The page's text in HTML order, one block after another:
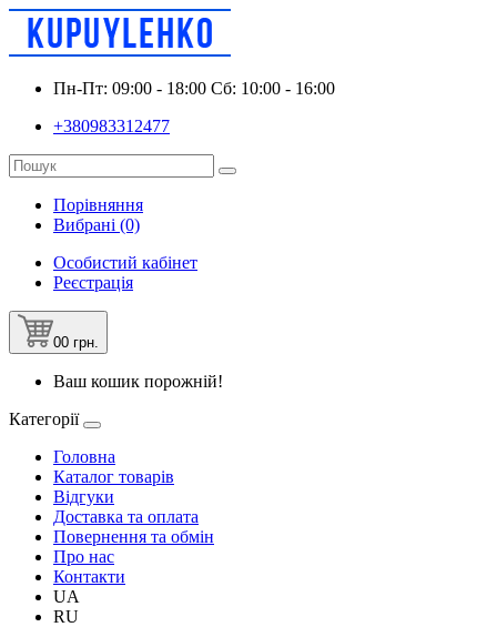
Пн-Пт: 09:00 - 18:00 Сб: 10:00 - 16:00
+380983312477
Порівняння
Вибрані (0)
Особистий кабінет
Реєстрація
00 грн.
Ваш кошик порожній!
Категорії
Головна
Каталог товарів
Відгуки
Доставка та оплата
Повернення та обмін
Про нас
Контакти
UA
RU